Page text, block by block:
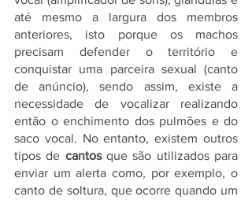
até mesmo a largura dos membros
anteriores, isto porque os machos
precisam defender o território e
conquistar uma parceira sexual (canto
de anúncio), sendo assim, existe a
necessidade de vocalizar realizando
então o enchimento dos pulmões e do
saco vocal. No entanto, existem outros
tipos de cantos que são utilizados para
enviar um alerta como, por exemplo, o
canto de soltura, que ocorre quando um